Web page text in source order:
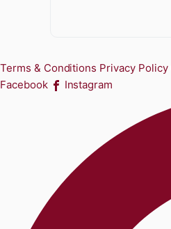
Terms & Conditions Privacy Policy
Facebook
Instagram